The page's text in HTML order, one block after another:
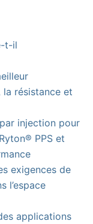
t-il
résistance et
injection pour
PPS et
exigences de
l’espace
applications